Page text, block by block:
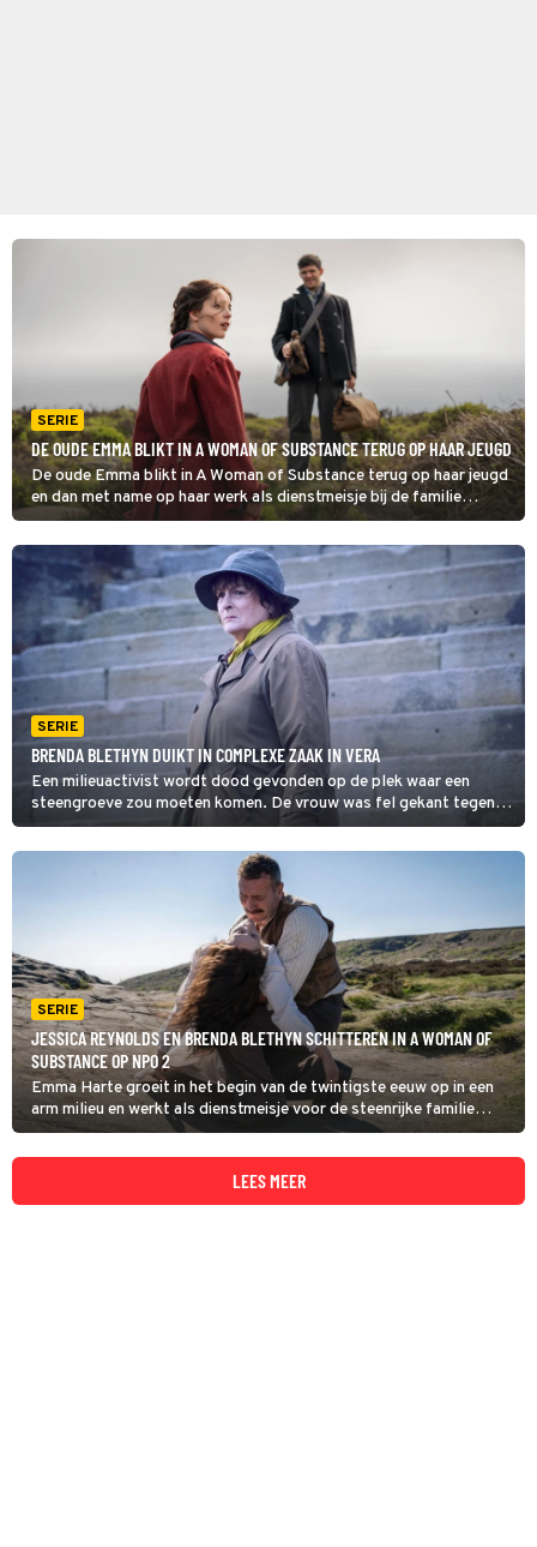
SERIE
DE OUDE EMMA BLIKT IN A WOMAN OF SUBSTANCE TERUG OP HAAR JEUGD
De oude Emma blikt in A Woman of Substance terug op haar jeugd
en dan met name op haar werk als dienstmeisje bij de familie
Fairley. Ze werd toen slecht behandeld en dat vormde haar tot de
succesvolle zakenvrouw die ze uiteindelijk werd.
SERIE
BRENDA BLETHYN DUIKT IN COMPLEXE ZAAK IN VERA
Een milieuactivist wordt dood gevonden op de plek waar een
steengroeve zou moeten komen. De vrouw was fel gekant tegen
de komst ervan en al snel is een van de initiatiefnemers van het
project verdachte nummer 1 in Vera. (HH)
SERIE
JESSICA REYNOLDS EN BRENDA BLETHYN SCHITTEREN IN A WOMAN OF
SUBSTANCE OP NPO 2
Emma Harte groeit in het begin van de twintigste eeuw op in een
arm milieu en werkt als dienstmeisje voor de steenrijke familie
Fairley. In de nieuwe serie A Woman of Substance is te zien dat ze
uitgroeit uit tot een succesvolle zakenvrouw.
LEES MEER